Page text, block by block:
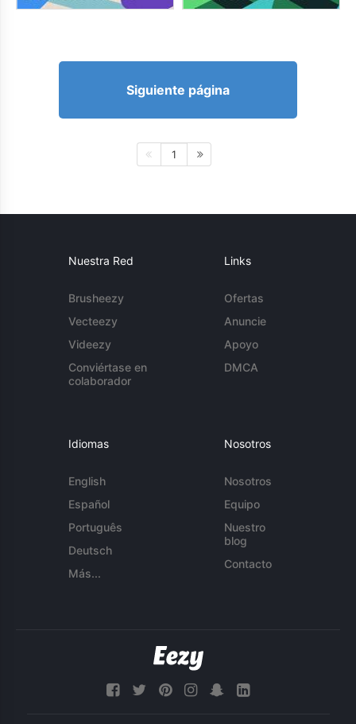
Siguiente página
1
Nuestra Red
Brusheezy
Vecteezy
Videezy
Conviértase en
colaborador
Links
Ofertas
Anuncie
Apoyo
DMCA
Idiomas
English
Español
Português
Deutsch
Más...
Nosotros
Nosotros
Equipo
Nuestro
blog
Contacto